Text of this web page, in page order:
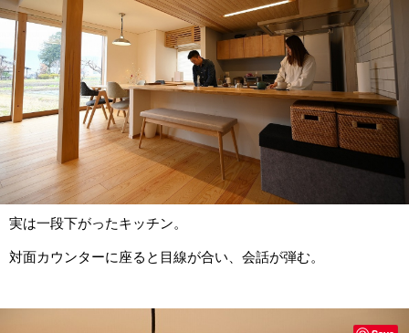
実は一段下がったキッチン。
対面カウンターに座ると目線が合い、会話が弾む。